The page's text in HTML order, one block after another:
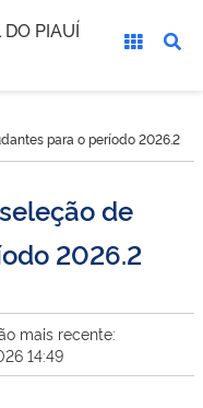
DO PIAUÍ
para o período 2026.2
de
2026.2
mais recente:
14:49